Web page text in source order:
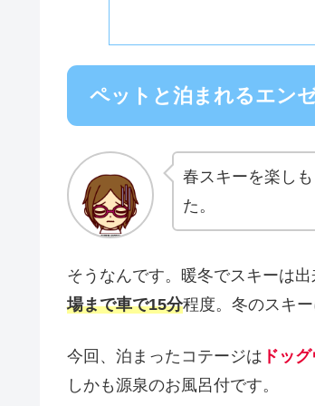
ペットと泊まれるエン
春スキーを楽し
た。
そうなんです。暖冬でスキーは
場まで車で15分程度。冬のスキー
今回、泊まったコテージは ドッ
しかも源泉のお風呂付です。